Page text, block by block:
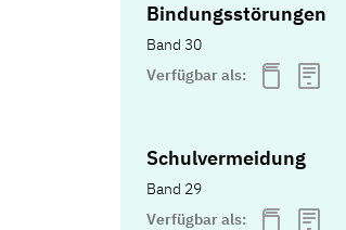
Bindungsstörungen
Band 30
Verfügbar als:
Schulvermeidung
Band 29
Verfügbar als: